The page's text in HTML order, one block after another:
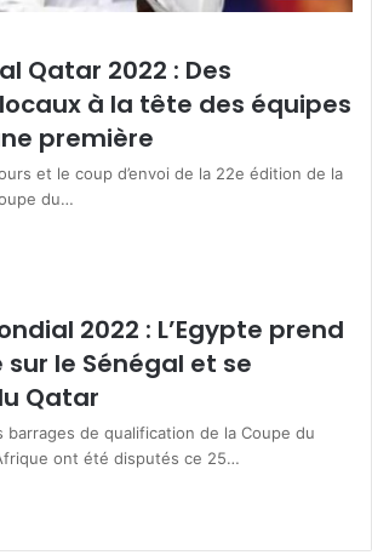
Qatar 2022 : Des
à la tête des équipes
première
et le coup d’envoi de la 22e édition de la
du…
2022 : L’Egypte prend
le Sénégal et se
Qatar
barrages de qualification de la Coupe du
ont été disputés ce 25…